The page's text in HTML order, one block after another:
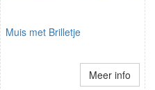
Muis met Brilletje
Meer info